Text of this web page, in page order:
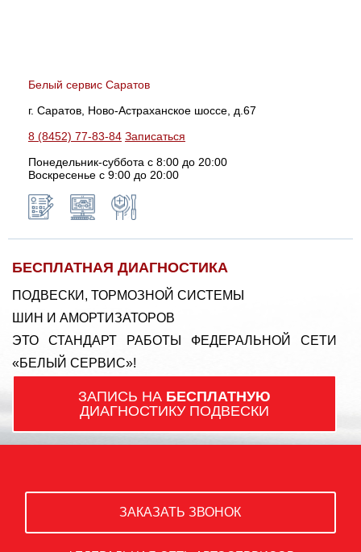
Белый сервис Саратов
г. Саратов, Ново-Астраханское шоссе, д.67
8 (8452) 77-83-84 Записаться
Понедельник-суббота с 8:00 до 20:00
Воскресенье с 9:00 до 20:00
БЕСПЛАТНАЯ ДИАГНОСТИКА
ПОДВЕСКИ, ТОРМОЗНОЙ СИСТЕМЫ
ШИН И АМОРТИЗАТОРОВ
ЭТО СТАНДАРТ РАБОТЫ ФЕДЕРАЛЬНОЙ СЕТИ
«БЕЛЫЙ СЕРВИС»!
ЗАПИСЬ НА БЕСПЛАТНУЮ
ДИАГНОСТИКУ ПОДВЕСКИ
ЗАКАЗАТЬ ЗВОНОК